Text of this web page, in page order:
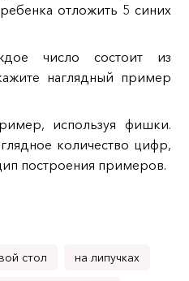
отложить 5 синих
число состоит из
наглядный пример
используя фишки.
количество цифр,
построения примеров.
стол на липучках